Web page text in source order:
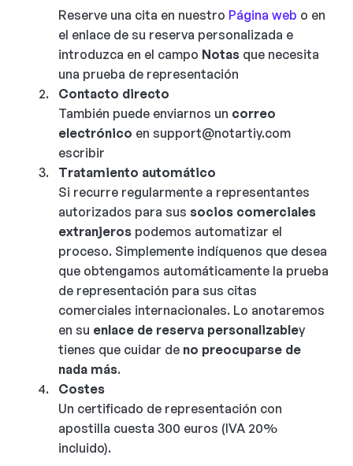
Reserve una cita en nuestro Página web o en
el enlace de su reserva personalizada e
introduzca en el campo Notas que necesita
una prueba de representación
Contacto directo
También puede enviarnos un correo
electrónico en support@notartiy.com
escribir
Tratamiento automático
Si recurre regularmente a representantes
autorizados para sus socios comerciales
extranjeros podemos automatizar el
proceso. Simplemente indíquenos que desea
que obtengamos automáticamente la prueba
de representación para sus citas
comerciales internacionales. Lo anotaremos
en su enlace de reserva personalizabley
tienes que cuidar de no preocuparse de
nada más.
Costes
Un certificado de representación con
apostilla cuesta 300 euros (IVA 20%
incluido).